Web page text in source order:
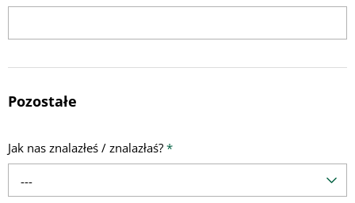
Pozostałe
Jak nas znalazłeś / znalazłaś? *
---